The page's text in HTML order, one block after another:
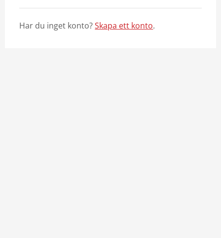
Har du inget konto?Skapa ett konto.